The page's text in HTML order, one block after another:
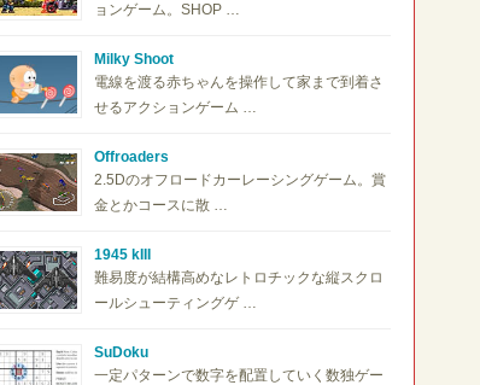
ョンゲーム。SHOP …
Milky Shoot
電線を渡る赤ちゃんを操作して家まで到着さ
せるアクションゲーム …
Offroaders
2.5Dのオフロードカーレーシングゲーム。賞
金とかコースに散 …
1945 kIII
難易度が結構高めなレトロチックな縦スクロ
ールシューティングゲ …
SuDoku
一定パターンで数字を配置していく数独ゲー